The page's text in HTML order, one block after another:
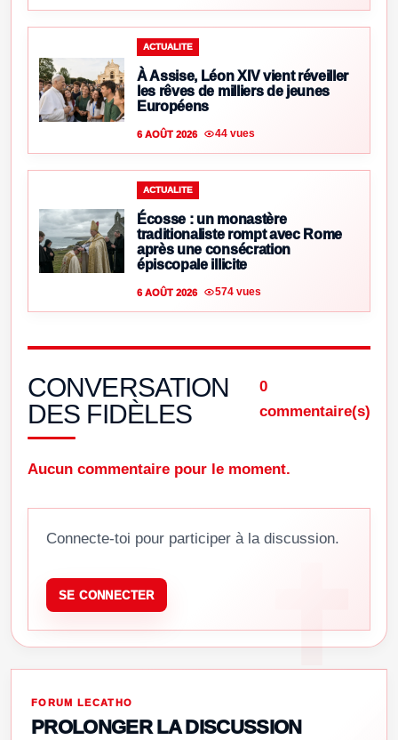
ACTUALITE
À Assise, Léon XIV vient réveiller
les rêves de milliers de jeunes
Européens
6 AOÛT 2026 44 vues
ACTUALITE
Écosse : un monastère
traditionaliste rompt avec Rome
après une consécration
épiscopale illicite
6 AOÛT 2026 574 vues
CONVERSATION
DES FIDÈLES
0
commentaire(s)
Aucun commentaire pour le moment.
Connecte-toi pour participer à la discussion.
SE CONNECTER
FORUM LECATHO
PROLONGER LA DISCUSSION